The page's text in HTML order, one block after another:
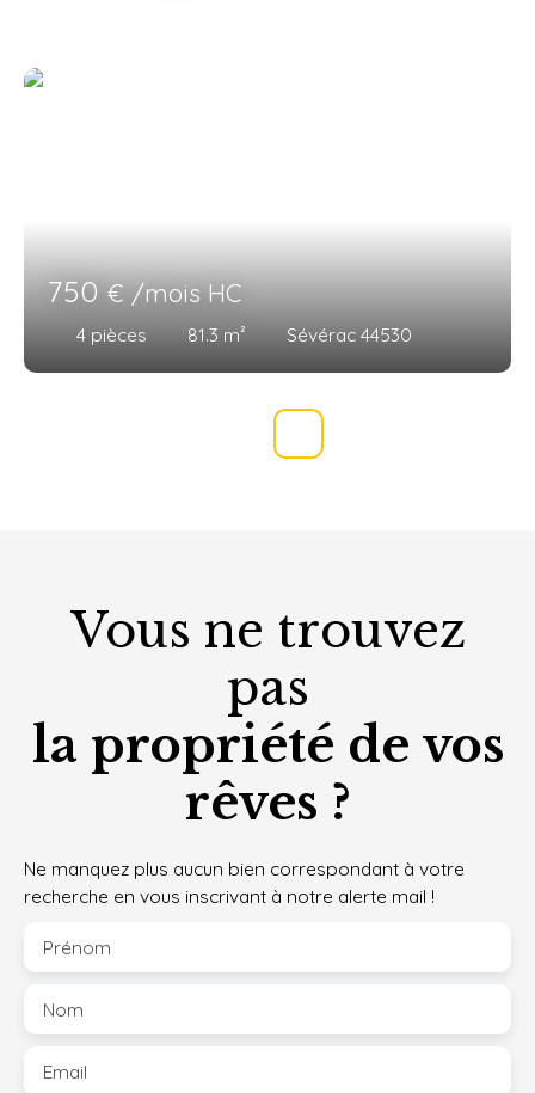
750€ /mois HC
4 pièces 81.3 m² Sévérac 44530
Vous ne trouvez
pas
la propriété de vos
rêves ?
Ne manquez plus aucun bien correspondant à votre
recherche en vous inscrivant à notre alerte mail !
Prénom
Nom
Email